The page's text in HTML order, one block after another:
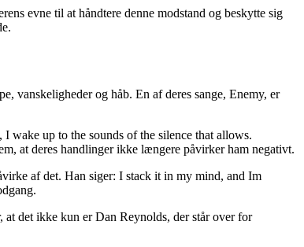
evne til at håndtere denne modstand og beskytte sig
vanskeligheder og håb. En af deres sange, Enemy, er
wake up to the sounds of the silence that allows.
at deres handlinger ikke længere påvirker ham negativt.
af det. Han siger: I stack it in my mind, and Im
at det ikke kun er Dan Reynolds, der står over for